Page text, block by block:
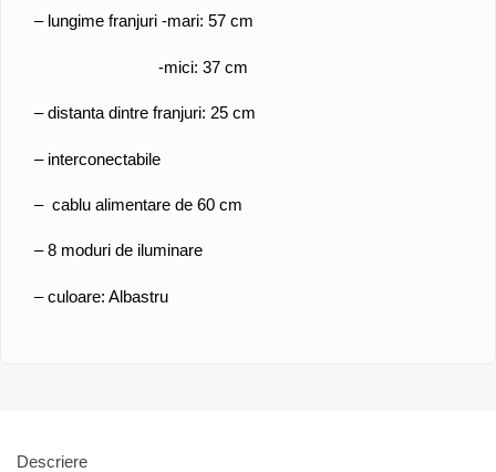
– lungime franjuri -mari: 57 cm
-mici: 37 cm
– distanta dintre franjuri: 25 cm
– interconectabile
– cablu alimentare de 60 cm
– 8 moduri de iluminare
– culoare: Albastru
Descriere